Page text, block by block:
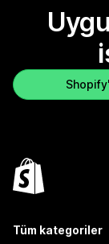
Tüm kategoriler